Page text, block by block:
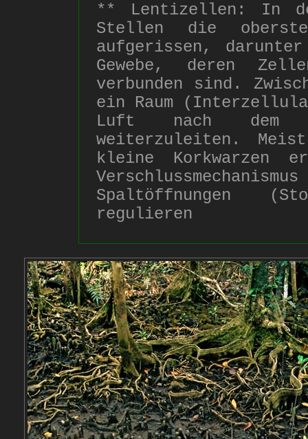
** Lentizellen: In
Stellen die oberste
aufgerissen,
Gewebe, deren
verbunden sind.
ein Raum
Luft nach dem
weiterzuleiten.
kleine Korkwarzen
Spaltöffnungen
regulieren